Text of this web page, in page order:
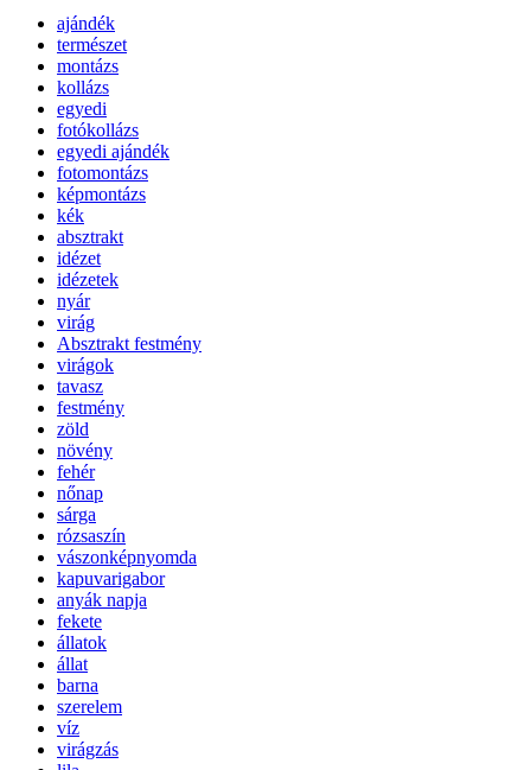
ajándék
természet
montázs
kollázs
egyedi
fotókollázs
egyedi ajándék
fotomontázs
képmontázs
kék
absztrakt
idézet
idézetek
nyár
virág
Absztrakt festmény
virágok
tavasz
festmény
zöld
növény
fehér
nőnap
sárga
rózsaszín
vászonképnyomda
kapuvarigabor
anyák napja
fekete
állatok
állat
barna
szerelem
víz
virágzás